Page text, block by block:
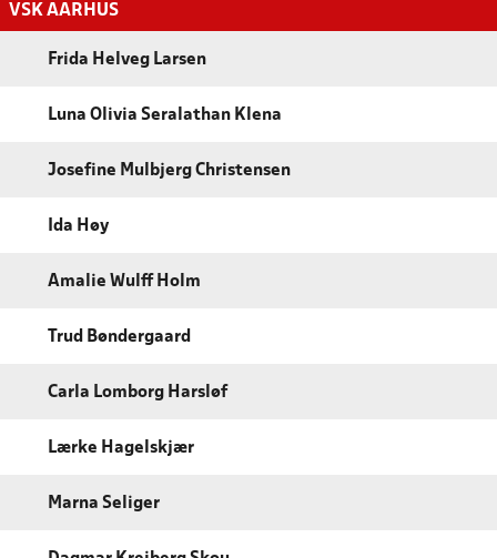
VSK AARHUS
Frida Helveg Larsen
Luna Olivia Seralathan Klena
Josefine Mulbjerg Christensen
Ida Høy
Amalie Wulff Holm
Trud Bøndergaard
Carla Lomborg Harsløf
Lærke Hagelskjær
Marna Seliger